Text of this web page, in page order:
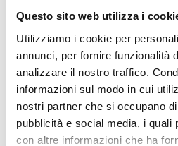
Questo sito web utilizza i
Utilizziamo i cookie per
annunci, per fornire funzionalità
analizzare il nostro traffico.
informazioni sul modo in cui
nostri partner che si occupano
pubblicità e social media, i quali
con altre informazioni che ha
Cerchiamo un/unaSocial Media
Un ruolo dinamico in cui ogni giorno
diversi, adattando strategia e tono di
Apri
Web developer
Ti piace lo sviluppo web? Sei